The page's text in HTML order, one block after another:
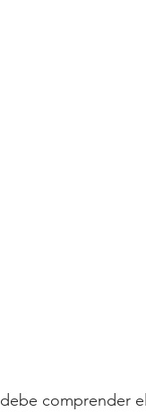
debe comprender